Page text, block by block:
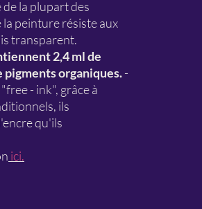
la plupart des
peinture résiste aux
transparent.
2,4 ml de
pigments organiques.-
- ink", grâce à
ils
qu'ils
ici.